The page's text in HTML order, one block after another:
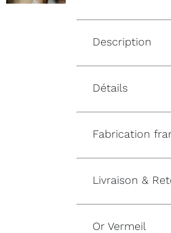
DÉTAILS
Description
Détails
Fabrication
Livraison &
Or Vermeil